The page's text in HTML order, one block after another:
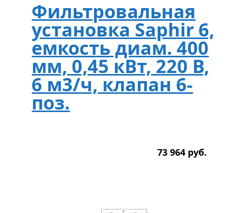
Фильтровальная
установка Saphir 6,
емкость диам. 400
мм, 0,45 кВт, 220 В,
6 м3/ч, клапан 6-
поз.
73 964 руб.